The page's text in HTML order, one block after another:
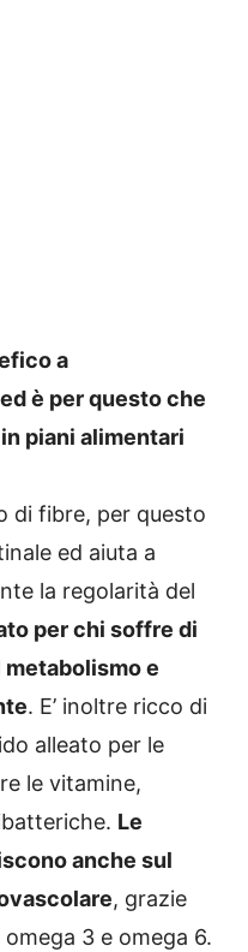
a
è per questo che
piani alimentari
di fibre, per questo
ed aiuta a
la regolarità del
per chi soffre di
e
. E’ inoltre ricco di
alleato per le
le vitamine,
Le
anche sul
, grazie
3 e omega 6.